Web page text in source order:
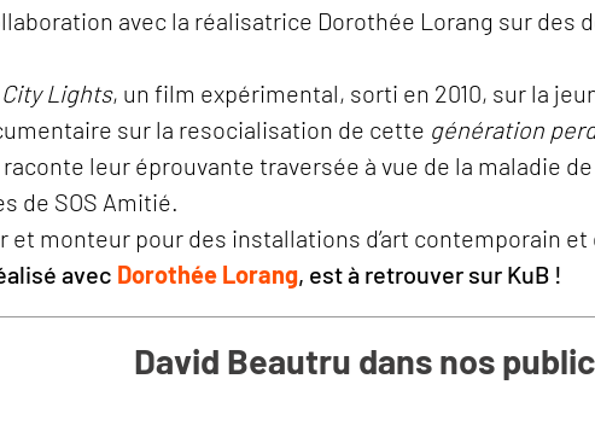
avec la réalisatrice Dorothée Lorang sur
City Lights, un film expérimental, sorti en 2010, sur la
sur la resocialisation de cette génération
leur éprouvante traversée à vue de la maladie
de SOS Amitié.
et monteur pour des installations d’art contemporain
avec Dorothée Lorang, est à retrouver sur KuB !
David Beautru dans nos